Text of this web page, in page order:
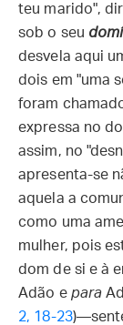
teu marido",
sob o seu
desvela aqui
dois em "uma
foram
expressa no
assim, no
apresenta-se
aquela a
como uma
mulher, pois
dom de si e à
Adão e para
2, 18-23